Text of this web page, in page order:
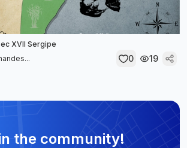
XVII Sergipe
0 19
the community!